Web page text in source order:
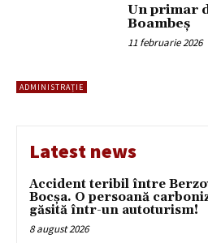
ADMINISTRAȚIE
Un primar
Boambeș
11 februarie 2026
Latest news
Accident teribil între
Bocșa. O persoană
găsită într-un autoturism!
8 august 2026